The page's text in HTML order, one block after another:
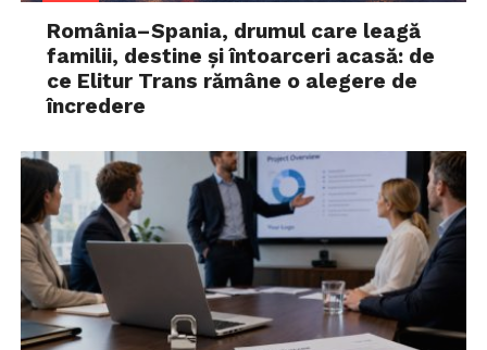
România–Spania, drumul care leagă
familii, destine și întoarceri acasă: de
ce Elitur Trans rămâne o alegere de
încredere